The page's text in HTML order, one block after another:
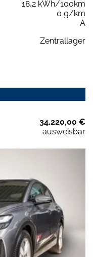
18,2 kWh/100km
0 g/km
A
Zentrallager
34.220,00 €
ausweisbar